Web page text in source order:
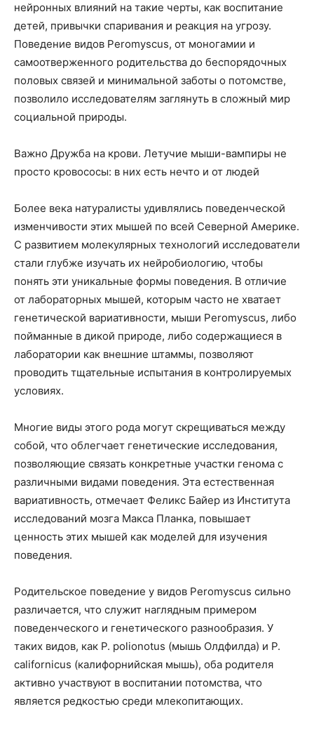
нейронных влияний на такие черты, как воспитание
детей, привычки спаривания и реакция на угрозу.
Поведение видов Peromyscus, от моногамии и
самоотверженного родительства до беспорядочных
половых связей и минимальной заботы о потомстве,
позволило исследователям заглянуть в сложный мир
социальной природы.
Важно Дружба на крови. Летучие мыши-вампиры не
просто кровососы: в них есть нечто и от людей
Более века натуралисты удивлялись поведенческой
изменчивости этих мышей по всей Северной Америке.
С развитием молекулярных технологий исследователи
стали глубже изучать их нейробиологию, чтобы
понять эти уникальные формы поведения. В отличие
от лабораторных мышей, которым часто не хватает
генетической вариативности, мыши Peromyscus, либо
пойманные в дикой природе, либо содержащиеся в
лаборатории как внешние штаммы, позволяют
проводить тщательные испытания в контролируемых
условиях.
Многие виды этого рода могут скрещиваться между
собой, что облегчает генетические исследования,
позволяющие связать конкретные участки генома с
различными видами поведения. Эта естественная
вариативность, отмечает Феликс Байер из Института
исследований мозга Макса Планка, повышает
ценность этих мышей как моделей для изучения
поведения.
Родительское поведение у видов Peromyscus сильно
различается, что служит наглядным примером
поведенческого и генетического разнообразия. У
таких видов, как P. polionotus (мышь Олдфилда) и P.
californicus (калифорнийская мышь), оба родителя
активно участвуют в воспитании потомства, что
является редкостью среди млекопитающих.